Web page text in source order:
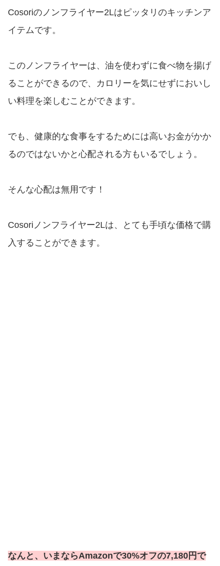
Cosoriのノンフライヤー2Lはピッタリのキッチンア
イテムです。
このノンフライヤーは、油を使わずに食べ物を揚げ
ることができるので、カロリーを気にせずにおいし
い料理を楽しむことができます。
でも、健康的な食事をするためには高いお金がかか
るのではないかと心配される方もいるでしょう。
そんな心配は無用です！
Cosoriノンフライヤー2Lは、とても手頃な価格で購
入することができます。
なんと、いまならAmazonで30%オフの7,180円で